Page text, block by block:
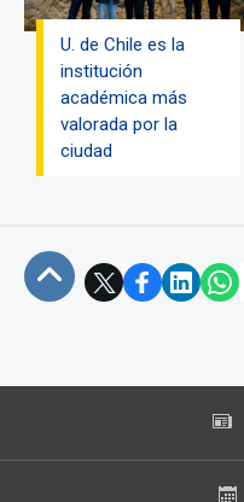
U. de Chile es la
institución
académica más
valorada por la
ciudad